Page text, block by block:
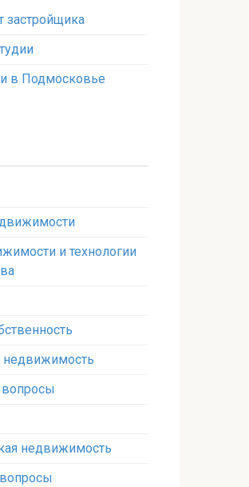
застройщика
в Подмосковье
и технологии
недвижимость
недвижимость